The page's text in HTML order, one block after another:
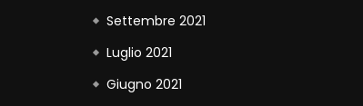
Settembre 2021
Luglio 2021
Giugno 2021